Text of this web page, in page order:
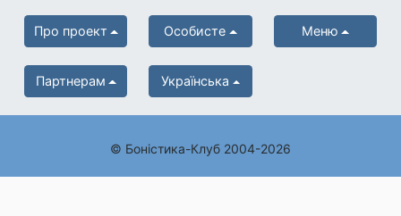
Про проект Особисте Меню
Партнерам Українська
© Боністика-Клуб 2004-2026